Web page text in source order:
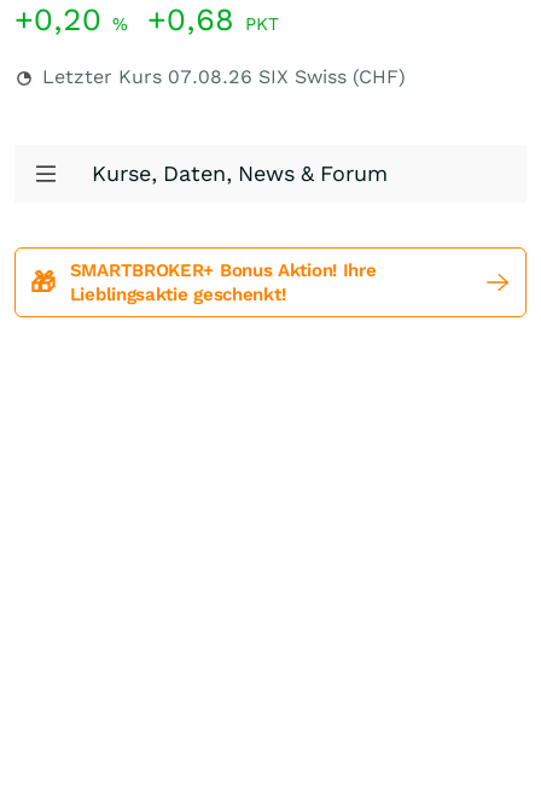
+0,20 % +0,68 PKT
Letzter Kurs 07.08.26 SIX Swiss (CHF)
Kurse, Daten, News & Forum
🎁
SMARTBROKER+ Bonus Aktion! Ihre
Lieblingsaktie geschenkt!